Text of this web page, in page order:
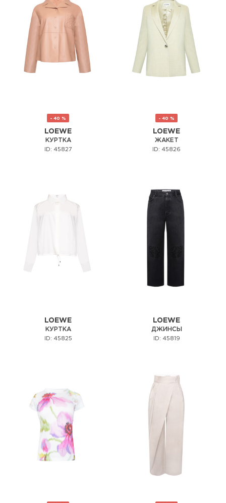
- 40 %
LOEWE
КУРТКА
ID: 45827
- 40 %
LOEWE
ЖАКЕТ
ID: 45826
LOEWE
КУРТКА
ID: 45825
LOEWE
ДЖИНСЫ
ID: 45819